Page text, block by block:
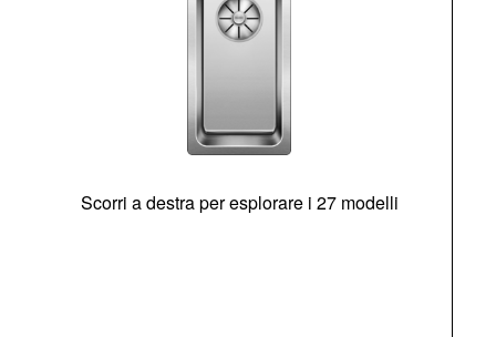
Scorri a destra per esplorare i 27 modelli